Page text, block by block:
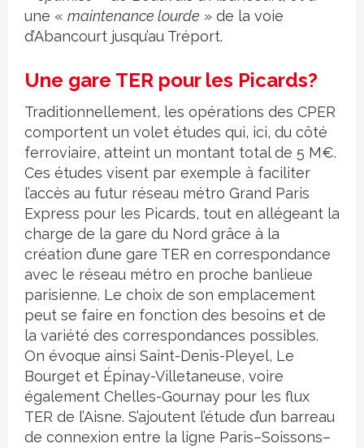
une « maintenance lourde » de la voie
d’Abancourt jusqu’au Tréport.
Une gare TER pour les Picards?
Traditionnellement, les opérations des CPER
comportent un volet études qui, ici, du côté
ferroviaire, atteint un montant total de 5 M€.
Ces études visent par exemple à faciliter
l’accès au futur réseau métro Grand Paris
Express pour les Picards, tout en allégeant la
charge de la gare du Nord grâce à la
création d’une gare TER en correspondance
avec le réseau métro en proche banlieue
parisienne. Le choix de son emplacement
peut se faire en fonction des besoins et de
la variété des correspondances possibles.
On évoque ainsi Saint-Denis-Pleyel, Le
Bourget et Épinay-Villetaneuse, voire
également Chelles-Gournay pour les flux
TER de l’Aisne. S’ajoutent l’étude d’un barreau
de connexion entre la ligne Paris–Soissons–